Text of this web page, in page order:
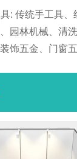
: 传统手工具、
园林机械、清
饰五金、门窗